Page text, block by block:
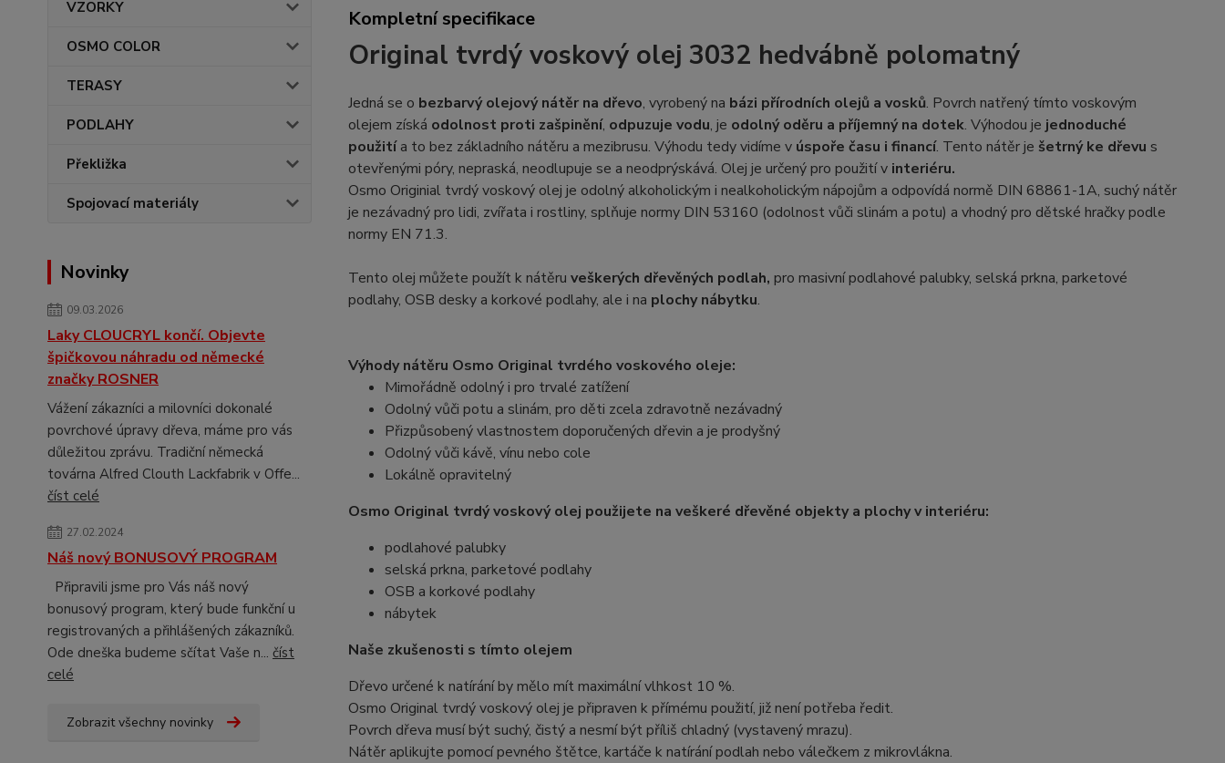
VZORKY
OSMO COLOR
TERASY
PODLAHY
Překližka
Spojovací materiály
Novinky
09.03.2026
Laky CLOUCRYL končí. Objevte
špičkovou náhradu od německé
značky ROSNER
Vážení zákazníci a milovníci dokonalé
povrchové úpravy dřeva, máme pro vás
důležitou zprávu. Tradiční německá
továrna Alfred Clouth Lackfabrik v Offe...
číst celé
27.02.2024
Náš nový BONUSOVÝ PROGRAM
Připravili jsme pro Vás náš nový
bonusový program, který bude funkční u
registrovaných a přihlášených zákazníků.
Ode dneška budeme sčítat Vaše n... číst
celé
Zobrazit všechny novinky
Kompletní specifikace
Original tvrdý voskový olej 3032 hedvábně polomatný
Jedná se o bezbarvý olejový nátěr na dřevo, vyrobený na bázi přírodních olejů a vosků. Povrch natřený tímto voskovým
olejem získá odolnost proti zašpinění, odpuzuje vodu, je odolný oděru a příjemný na dotek. Výhodou je jednoduché
použitía to bez základního nátěru a mezibrusu. Výhodu tedy vidíme v úspoře času i financí. Tento nátěr je šetrný ke dřevu s
otevřenými póry, nepraská, neodlupuje se a neodprýskává. Olej je určený pro použití v interiéru.
Osmo Originial tvrdý voskový olej je odolný alkoholickým i nealkoholickým nápojům a odpovídá normě DIN 68861-1A, suchý nátěr
je nezávadný pro lidi, zvířata i rostliny, splňuje normy DIN 53160 (odolnost vůči slinám a potu) a vhodný pro dětské hračky podle
normy EN 71.3.
Tento olej můžete použít k nátěru veškerých dřevěných podlah, pro masivní podlahové palubky, selská prkna, parketové
podlahy, OSB desky a korkové podlahy, ale i na plochy nábytku.
Výhody nátěru Osmo Original tvrdého voskového oleje:
Mimořádně odolný i pro trvalé zatížení
Odolný vůči potu a slinám, pro děti zcela zdravotně nezávadný
Přizpůsobený vlastnostem doporučených dřevin a je prodyšný
Odolný vůči kávě, vínu nebo cole
Lokálně opravitelný
Osmo Original tvrdý voskový olej použijete na veškeré dřevěné objekty a plochy v interiéru:
podlahové palubky
selská prkna, parketové podlahy
OSB a korkové podlahy
nábytek
Naše zkušenosti s tímto olejem
Dřevo určené k natírání by mělo mít maximální vlhkost 10 %.
Osmo Original tvrdý voskový olej je připraven k přímému použití, již není potřeba ředit.
Povrch dřeva musí být suchý, čistý a nesmí být příliš chladný (vystavený mrazu).
Nátěr aplikujte pomocí pevného štětce, kartáče k natírání podlah nebo válečkem z mikrovlákna.